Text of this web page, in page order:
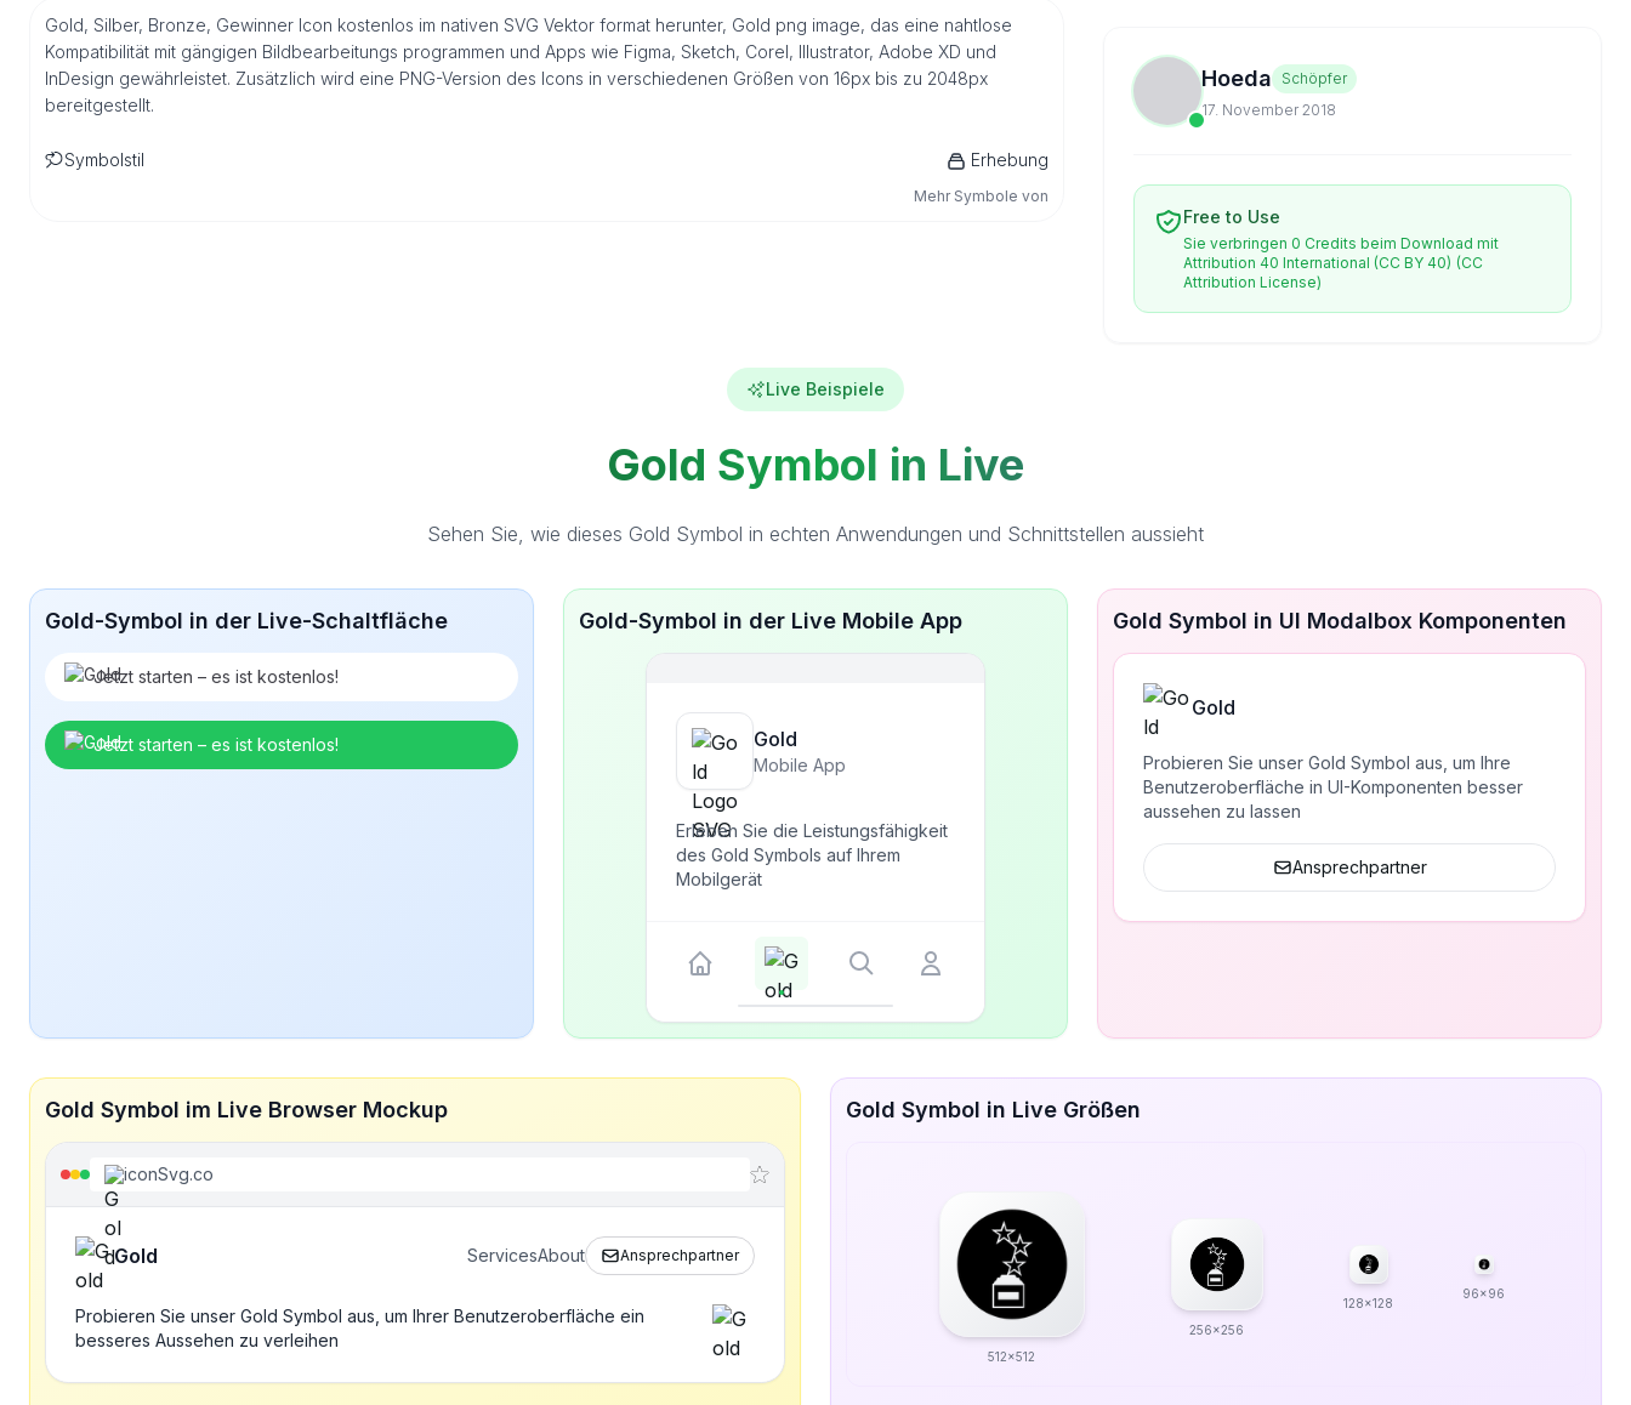
Gold, Silber, Bronze, Gewinner Icon kostenlos im nativen SVG Vektor format herunter, Gold png image, das eine nahtlose
Kompatibilität mit gängigen Bildbearbeitungs programmen und Apps wie Figma, Sketch, Corel, Illustrator, Adobe XD und
InDesign gewährleistet. Zusätzlich wird eine PNG-Version des Icons in verschiedenen Größen von 16px bis zu 2048px
bereitgestellt.
Symbolstil Erhebung
Mehr Symbole von
Hoeda Schöpfer
17. November 2018
Free to Use
Sie verbringen 0 Credits beim Download mit
Attribution 40 International (CC BY 40) (CC
Attribution License)
Live Beispiele
Gold Symbol in Live
Sehen Sie, wie dieses Gold Symbol in echten Anwendungen und Schnittstellen aussieht
Gold-Symbol in der Live-Schaltfläche
Jetzt starten – es ist kostenlos!
Jetzt starten – es ist kostenlos!
Gold-Symbol in der Live Mobile App
Gold
Mobile App
Erleben Sie die Leistungsfähigkeit
des Gold Symbols auf Ihrem
Mobilgerät
Gold Symbol in UI Modalbox Komponenten
Gold
Probieren Sie unser Gold Symbol aus, um Ihre
Benutzeroberfläche in UI-Komponenten besser
aussehen zu lassen
Ansprechpartner
Gold Symbol im Live Browser Mockup
iconSvg.co
Gold ServicesAbout Ansprechpartner
Probieren Sie unser Gold Symbol aus, um Ihrer Benutzeroberfläche ein
besseres Aussehen zu verleihen
Gold Symbol in Live Größen
512x512
256x256
128x128
96x96